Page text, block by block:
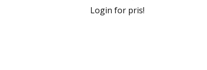
Login for pris!